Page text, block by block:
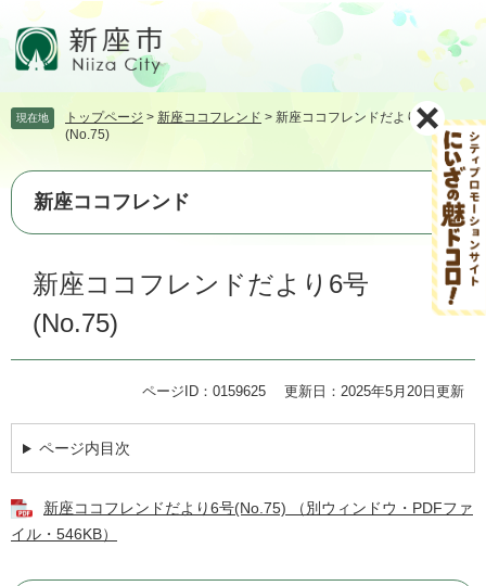
頭
す。
飛
て
本
現在地 トップページ > 新座ココフレンド > 新座ココフレンドだより6号
(No.75)
新座ココフレンド
新座ココフレンドだより6号
(No.75)
ページID：0159625 更新日：2025年5月20日更新
ページ内目次
新座ココフレンドだより6号(No.75) （別ウィンドウ・PDFファ
イル・546KB）